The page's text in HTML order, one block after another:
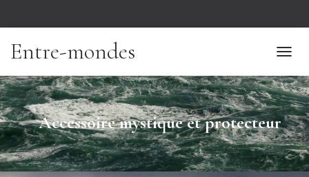
Entre-mondes
Accessoire mystique et protecteur